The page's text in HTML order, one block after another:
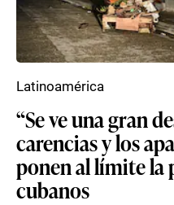
“Se ve una gran
carencias y los
ponen al límite la
cubanos
Latinoamérica